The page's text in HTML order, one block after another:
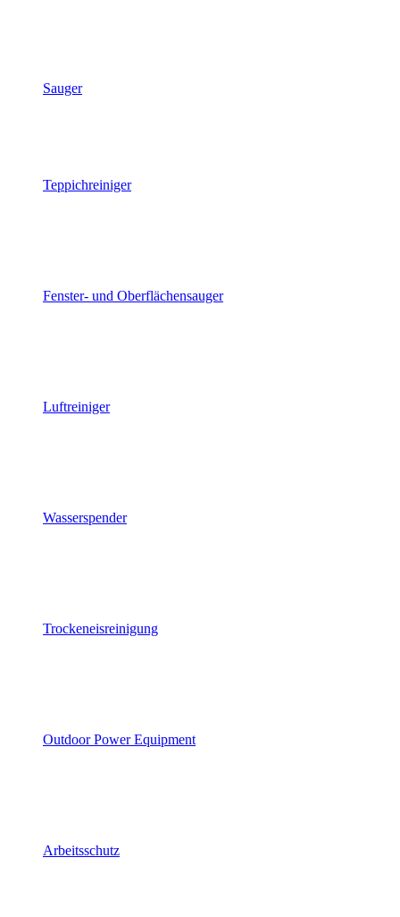
Sauger
Teppichreiniger
Fenster- und Oberflächensauger
Luftreiniger
Wasserspender
Trockeneisreinigung
Outdoor Power Equipment
Arbeitsschutz